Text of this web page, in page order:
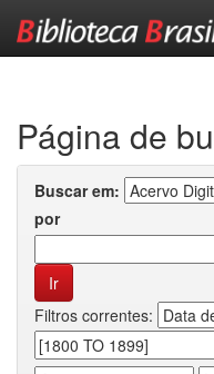
Página de
Buscar em:
por
Filtros correntes: